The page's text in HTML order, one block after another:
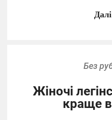
Далі
Без
Жіночі
краще